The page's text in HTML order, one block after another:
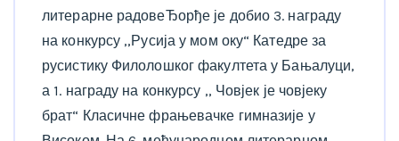
литерарне радовеЂорђе је добио 3. награду
на конкурсу ,,Русија у мом оку“ Катедре за
русистику Филолошког факултета у Бањалуци,
а 1. награду на конкурсу ,, Човјек је човјеку
брат“ Класичне фрањевачке гимназије у